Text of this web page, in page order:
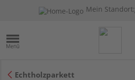
Mein Standort:
Echtholzparkett